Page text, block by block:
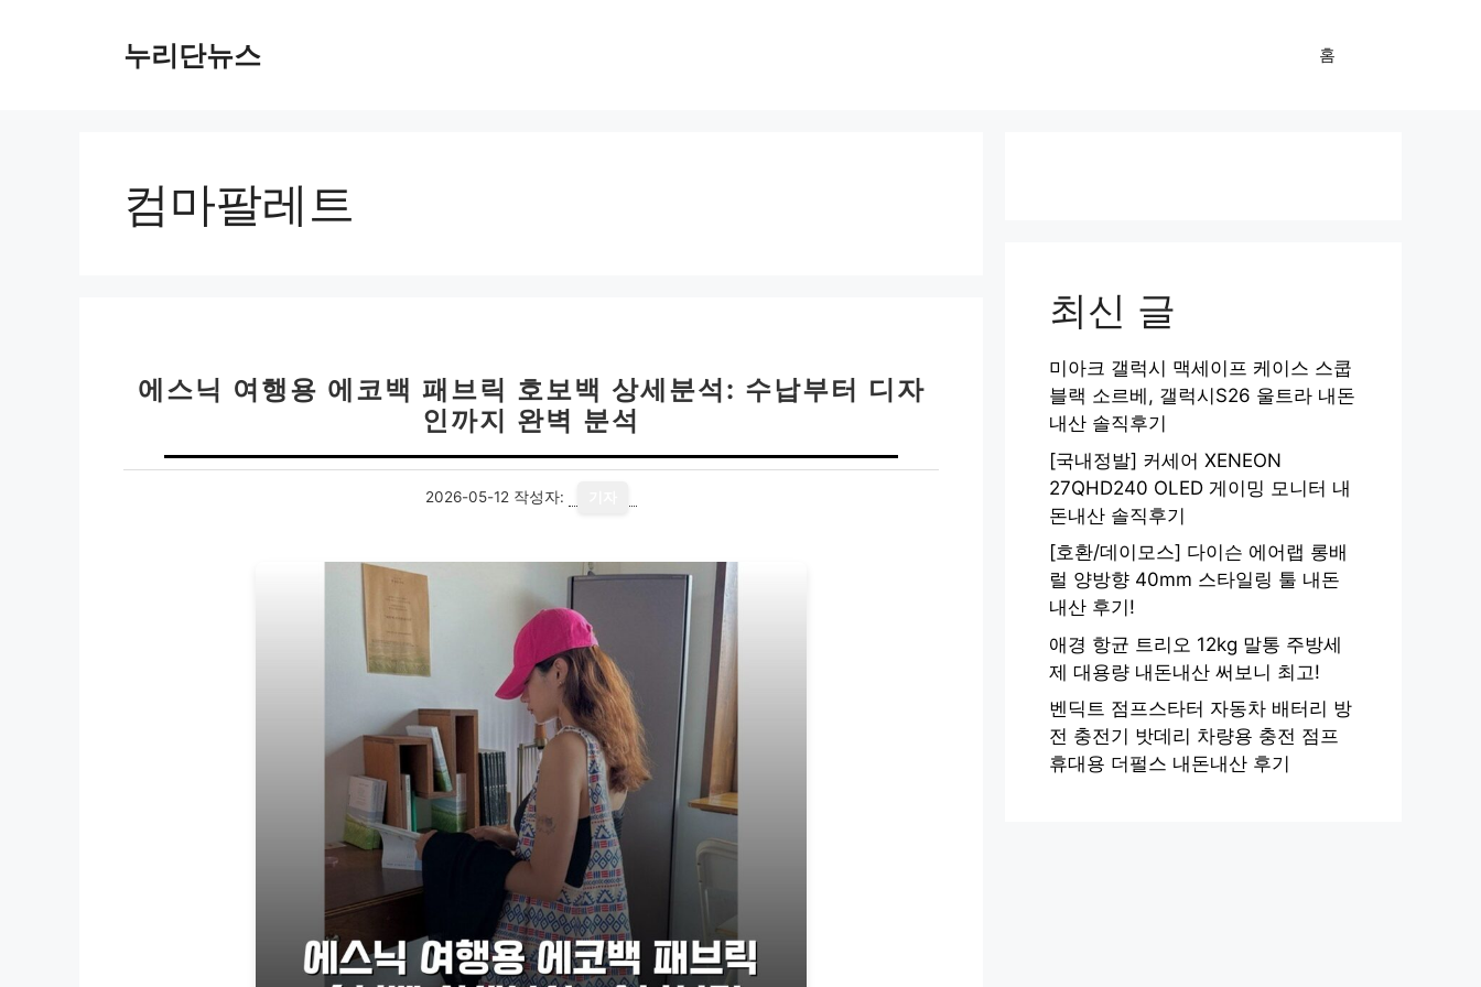
누리단뉴스 홈
컴마팔레트
에스닉 여행용 에코백 패브릭 호보백 상세분석: 수납부터 디자
인까지 완벽 분석
2026-05-12 작성자:
최신 글
미아크 갤럭시 맥세이프 케이스 스쿱
블랙 소르베, 갤럭시S26 울트라 내돈
내산 솔직후기
[국내정발] 커세어 XENEON
27QHD240 OLED 게이밍 모니터 내
돈내산 솔직후기
[호환/데이모스] 다이슨 에어랩 롱배
럴 양방향 40mm 스타일링 툴 내돈
내산 후기!
애경 항균 트리오 12kg 말통 주방세
제 대용량 내돈내산 써보니 최고!
벤딕트 점프스타터 자동차 배터리 방
전 충전기 밧데리 차량용 충전 점프
휴대용 더펄스 내돈내산 후기